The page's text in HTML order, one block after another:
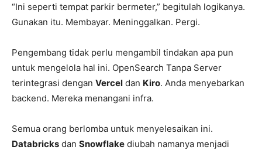
“Ini seperti tempat parkir bermeter,” begitulah logikanya.
Gunakan itu. Membayar. Meninggalkan. Pergi.
Pengembang tidak perlu mengambil tindakan apa pun
untuk mengelola hal ini. OpenSearch Tanpa Server
terintegrasi dengan Vercel dan Kiro. Anda menyebarkan
backend. Mereka menangani infra.
Semua orang berlomba untuk menyelesaikan ini.
Databricks dan Snowflake diubah namanya menjadi